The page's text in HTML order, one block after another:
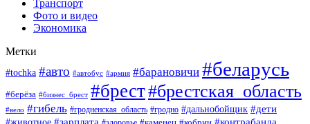
Транспорт
Фото и видео
Экономика
Метки
#tochka #авто #автобус #армия #барановичи #беларусь
#берёза #бизнес_брест #брест#брестская_область
#вело #гибель #гродненская_область #гродно #дальнобойщик #дети
#зарплата